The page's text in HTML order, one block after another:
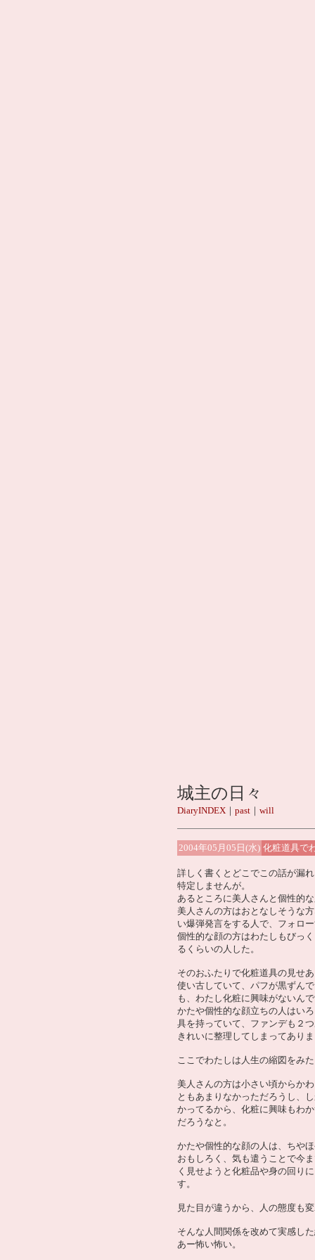
城主の日々
DiaryINDEX ｜ past ｜ will
2004年05月05日(水) 化粧道具で
詳しく書くとどこでこの話が漏
特定しませんが。
あるところに美人さんと個性的
美人さんの方はおとなしそうな
い爆弾発言をする人で、フォロ
個性的な顔の方はわたしもびっ
るくらいの人した。
そのおふたりで化粧道具の見せ
使い古していて、パフが黒ずん
も、わたし化粧に興味がないん
かたや個性的な顔立ちの人はい
具を持っていて、ファンデも２
きれいに整理してしまってあり
ここでわたしは人生の縮図をみ
美人さんの方は小さい頃からか
ともあまりなかっただろうし、
かってるから、化粧に興味もわ
だろうなと。
かたや個性的な顔の人は、ちや
おもしろく、気も遣うことで今
く見せようと化粧品や身の回り
す。
見た目が違うから、人の態度も
そんな人間関係を改めて実感し
あー怖い怖い。